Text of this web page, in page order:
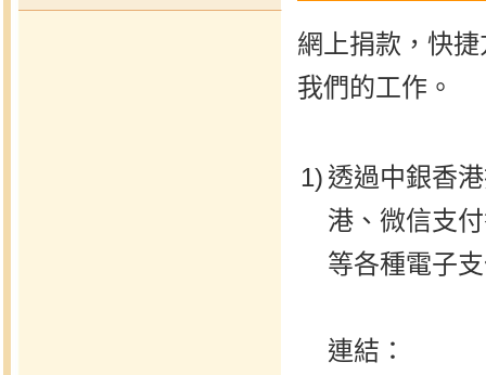
網上捐款，快
我們的工作。
1) 透過中銀香
港、微信支
等各種電子
連結：